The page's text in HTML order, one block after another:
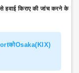
किराए की जांच करने के